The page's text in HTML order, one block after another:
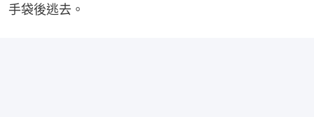
手袋後逃去。